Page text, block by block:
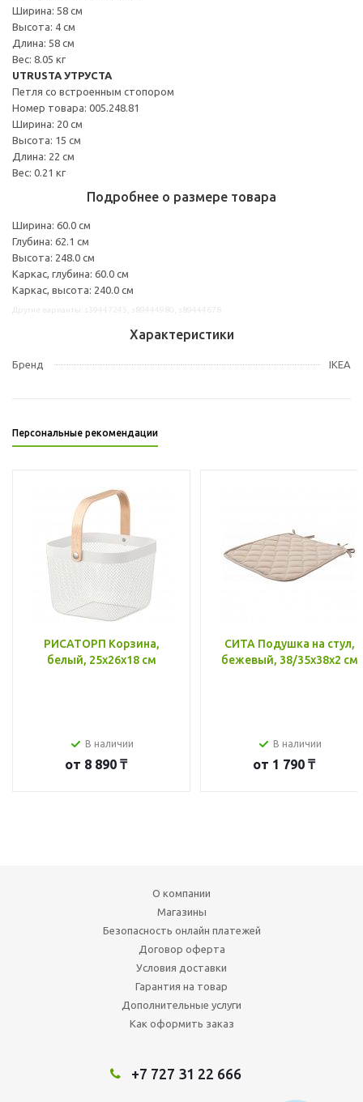
Ширина: 58 см
Высота: 4 см
Длина: 58 см
Вес: 8.05 кг
UTRUSTA УТРУСТА
Петля со встроенным стопором
Номер товара: 005.248.81
Ширина: 20 см
Высота: 15 см
Длина: 22 см
Вес: 0.21 кг
Подробнее о размере товара
Ширина: 60.0 см
Глубина: 62.1 см
Высота: 248.0 см
Каркас, глубина: 60.0 см
Каркас, высота: 240.0 см
Характеристики
Бренд IKEA
Персональные рекомендации
РИСАТОРП Корзина,
белый, 25x26x18 см
В наличии
от 8 890 ₸
СИТА Подушка на стул,
бежевый, 38/35x38x2 см
В наличии
от 1 790 ₸
О компании
Магазины
Безопасность онлайн платежей
Договор оферта
Условия доставки
Гарантия на товар
Дополнительные услуги
Как оформить заказ
+7 727 31 22 666